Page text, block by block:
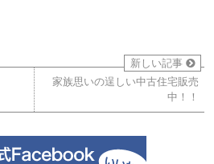
新しい記事
家族思いの逞しい中古住宅販売
中！！